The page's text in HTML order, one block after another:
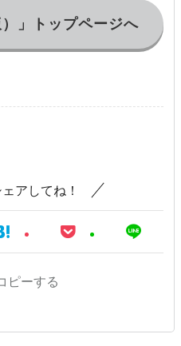
）」トップページへ
アしてね！
ピーする